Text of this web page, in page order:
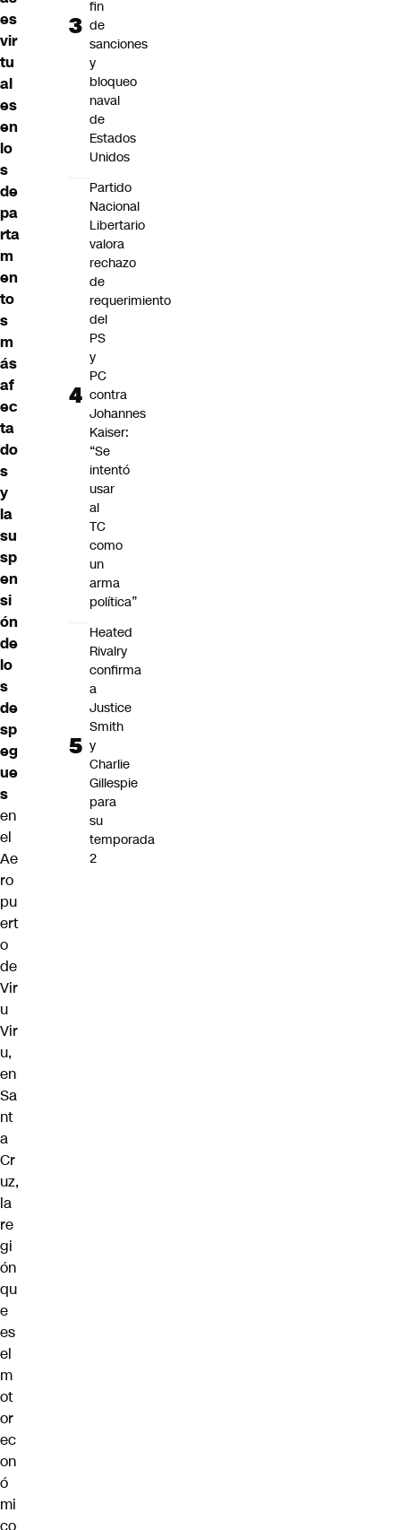
es
vir
tu
al
es
en
lo
s
de
pa
rta
m
en
to
s
m
ás
af
ec
ta
do
s
y
la
su
sp
en
si
ón
de
lo
s
de
sp
eg
ue
s
en
el
Ae
ro
pu
ert
o
de
Vir
u
Vir
u,
en
Sa
nt
a
Cr
uz,
la
re
gi
ón
qu
e
es
el
m
ot
or
ec
on
ó
mi
co
fin
de
sanciones
y
bloqueo
naval
de
Estados
Unidos
Partido
Nacional
Libertario
valora
rechazo
de
requerimiento
del
PS
y
PC
contra
Johannes
Kaiser:
“Se
intentó
usar
al
TC
como
un
arma
política”
Heated
Rivalry
confirma
a
Justice
Smith
y
Charlie
Gillespie
para
su
temporada
2